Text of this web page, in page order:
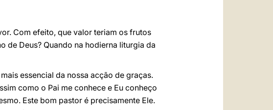
Com efeito, que valor teriam os frutos
de Deus? Quando na hodierna liturgia da
essencial da nossa acção de graças.
como o Pai me conhece e Eu conheço
Este bom pastor é precisamente Ele.